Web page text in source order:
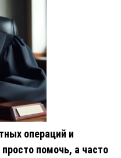
операций и
помочь, а часто